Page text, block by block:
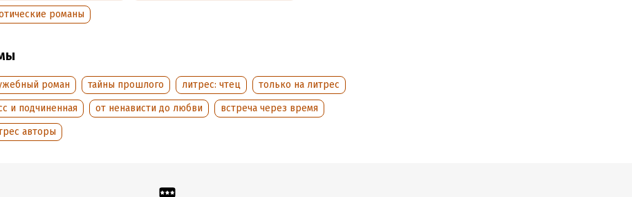
2023
поступления:21 апреля 2023
романы
роман тайны прошлого литрес: чтец
только на литрес
и подчиненная
от ненависти до любви
встреча через время
авторы